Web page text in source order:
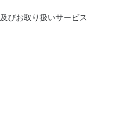
びお取り扱いサービス